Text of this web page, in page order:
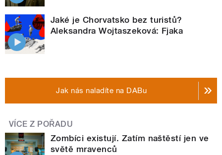
Jaké je Chorvatsko bez turistů?
Aleksandra Wojtaszeková: Fjaka
Jak nás naladíte na DABu
VÍCE Z POŘADU
Zombíci existují. Zatím naštěstí jen ve
světě mravenců